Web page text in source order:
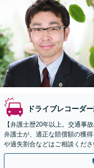
ドライブレコーダ
【弁護士歴20年以上。交通事
弁護士が、適正な賠償額の獲
や過失割合などはご相談くだ
害等級認定の申請も対応します